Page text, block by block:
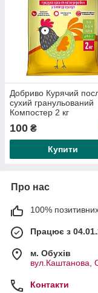
Добриво Курячий
сухий гранульований
Компостер 2 кг
100 ₴
Купити
Про нас
100% позитивних
Працює з
м. Обухів
вул.Каштанова,
Контакти